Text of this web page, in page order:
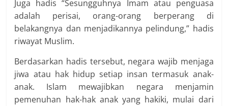
Juga hadis “Sesungguhnya Imam atau penguasa
adalah perisai, orang-orang berperang di
belakangnya dan menjadikannya pelindung,” hadis
riwayat Muslim.
Berdasarkan hadis tersebut, negara wajib menjaga
jiwa atau hak hidup setiap insan termasuk anak-
anak. Islam mewajibkan negara menjamin
pemenuhan hak-hak anak yang hakiki, mulai dari